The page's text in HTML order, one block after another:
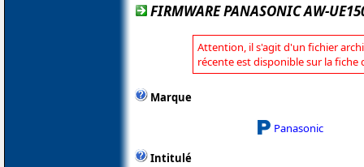
FIRMWARE PANASONIC AW-
Attention, il s'agit d'un fichier
récente est disponible sur la fiche
Marque
Panasonic
Intitulé